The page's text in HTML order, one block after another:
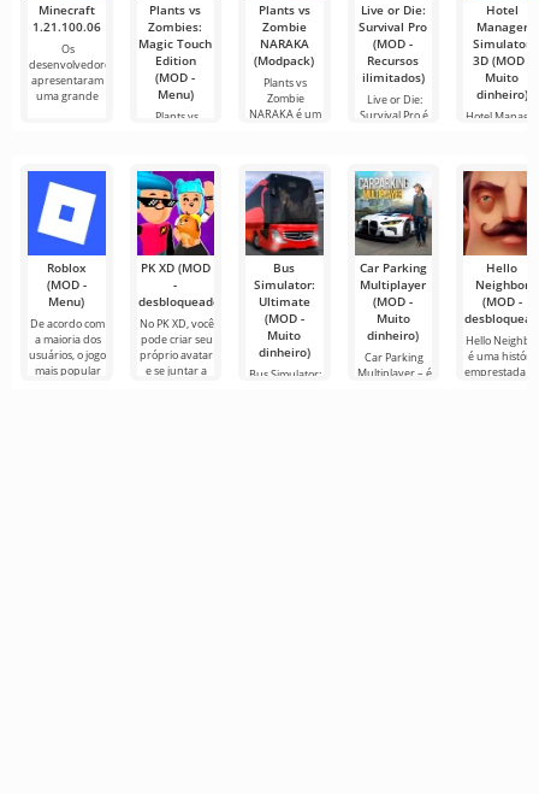
Minecraft
1.21.100.06
Os
desenvolvedores
apresentaram
uma grande
Plants vs
Zombies:
Magic Touch
Edition
(MOD -
Menu)
Plants vs
Plants vs
Zombie
NARAKA
(Modpack)
Plants vs
Zombie
NARAKA é um
Live or Die:
Survival Pro
(MOD -
Recursos
ilimitados)
Live or Die:
Survival Pro é
Hotel
Manager
Simulator
3D (MOD -
Muito
dinheiro)
Hotel
Roblox
(MOD -
Menu)
De acordo com
a maioria dos
usuários, o jogo
mais popular
PK XD (MOD
-
desbloqueado)
No PK XD, você
pode criar seu
próprio avatar
e se juntar a
Bus
Simulator:
Ultimate
(MOD -
Muito
dinheiro)
Bus Simulator:
Car Parking
Multiplayer
(MOD -
Muito
dinheiro)
Car Parking
Multiplayer – é
Hello
Neighbor
(MOD -
Hello
é uma história
emprestada